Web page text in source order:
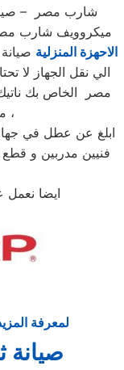
شارب مصر –
ميكروويف شارب
الاحهزة المنزلية
الي نقل الجهاز لا
مصر الخاص بك
مصر العربية صيانه فورية ،
ابلغ عن عطل في
ايضا نعمل
لمعرفة
صيانة